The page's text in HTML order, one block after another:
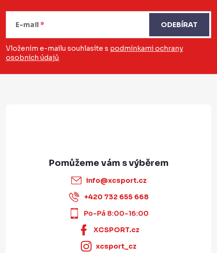
á
a
E-mail
Vložením e-mailu souhlasíte s podmínkami ochrany
osobních údajů
ODEBÍRAT
info@xcsport.cz
+420 732 655 668
Po-Pá 8:00-16:00
XCSPORT.cz
xcsport_cz